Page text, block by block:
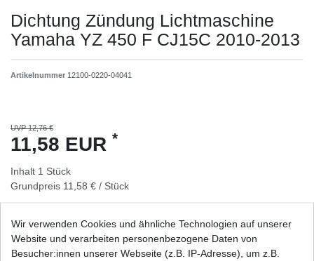
Dichtung Zündung Lichtmaschine
Yamaha YZ 450 F CJ15C 2010-2013
Artikelnummer 12100-0220-04041
UVP 12,76 €
11,58 EUR *
Inhalt 1 Stück
Grundpreis 11,58 € / Stück
In den Warenkorb
Wir verwenden Cookies und ähnliche Technologien auf unserer
Website und verarbeiten personenbezogene Daten von
Besucher:innen unserer Webseite (z.B. IP-Adresse), um z.B.